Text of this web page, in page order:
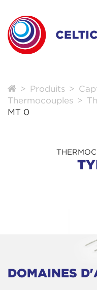
Produits
Thermocouples
MT 0
DOMAINES